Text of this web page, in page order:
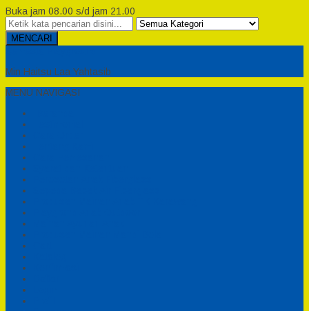
Buka jam 08.00 s/d jam 21.00
MENCARI
Min Haitsu Laa Yahtasib
MENU NAVIGASI